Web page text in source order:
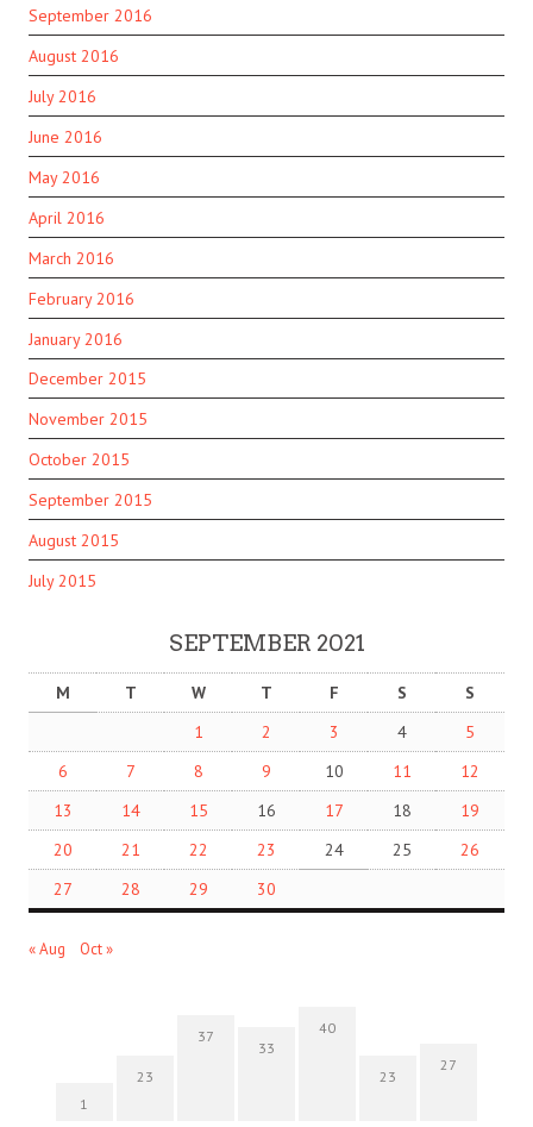
September 2016
August 2016
July 2016
June 2016
May 2016
April 2016
March 2016
February 2016
January 2016
December 2015
November 2015
October 2015
September 2015
August 2015
July 2015
SEPTEMBER 2021
M T W T F S
S
1
2 3 4
5
6
7 8 9 10 11
12
13
14 15 16 17 18
19
20
21 22 23 24 25
26
27
28 29 30
« Aug Oct »
1
23
37
33
40
23
27